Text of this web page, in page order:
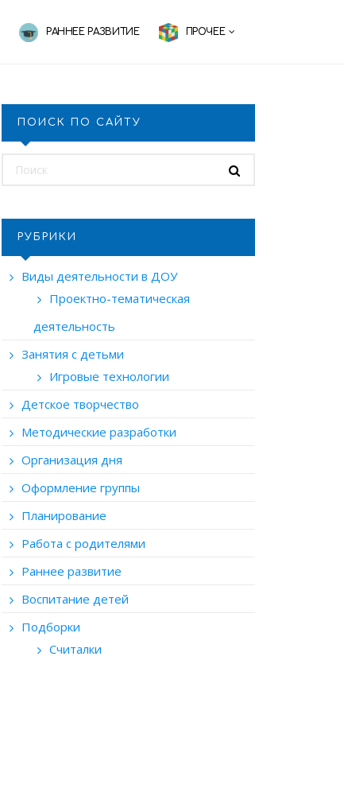
РАННЕЕ РАЗВИТИЕ ПРОЧЕЕ
ПОИСК ПО САЙТУ
РУБРИКИ
Виды деятельности в ДОУ
Проектно-тематическая
деятельность
Занятия с детьми
Игровые технологии
Детское творчество
Методические разработки
Организация дня
Оформление группы
Планирование
Работа с родителями
Раннее развитие
Воспитание детей
Подборки
Считалки